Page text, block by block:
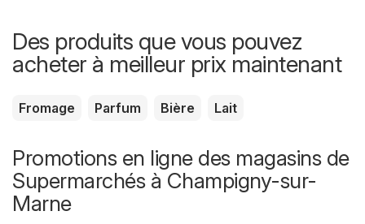
Des produits que vous pouvez
acheter à meilleur prix maintenant
Fromage Parfum Bière Lait
Promotions en ligne des magasins de
Supermarchés à Champigny-sur-
Marne